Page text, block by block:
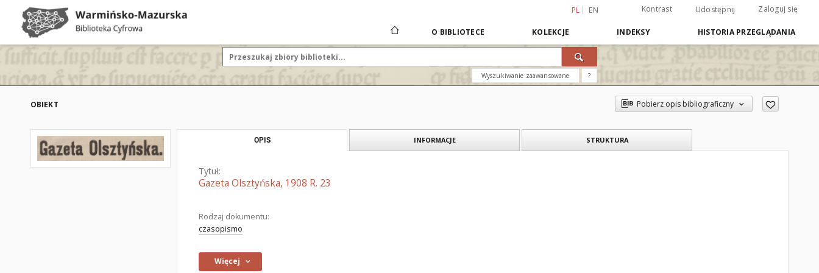
PL EN Kontrast Udostępnij Zaloguj się
O BIBLIOTECE KOLEKCJE INDEKSY HISTORIA PRZEGLĄDANIA
Wyszukiwanie zaawansowane ?
OBIEKT Pobierz opis bibliograficzny
OPIS INFORMACJE STRUKTURA
Tytuł:
Gazeta Olsztyńska, 1908 R. 23
Rodzaj dokumentu:
czasopismo
Więcej